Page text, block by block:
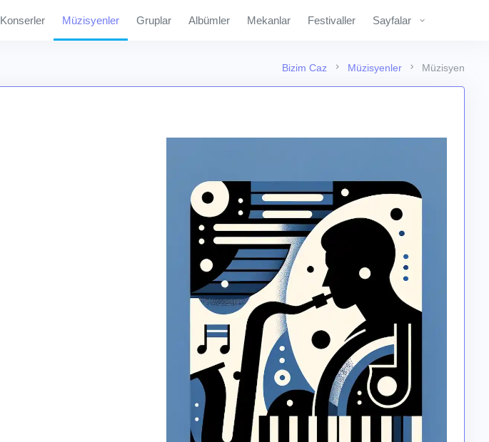
Konserler Müzisyenler Gruplar Albümler Mekanlar Festivaller Sayfalar
Bizim Caz Müzisyenler Müzisyen